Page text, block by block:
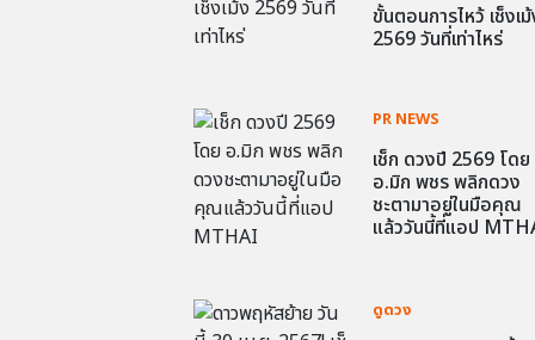
ขั้นตอนการไหว้ เช็งเ
2569 วันที่เท่าไหร่
PR NEWS
เช็ก ดวงปี 2569 โดย
อ.มิก พชร พลิกดวง
ชะตามาอยู่ในมือคุณ
แล้ววันนี้ที่แอป
ดูดวง